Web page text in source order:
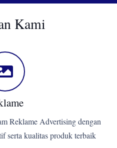
Kami
Reklame Advertising dengan
serta kualitas produk terbaik